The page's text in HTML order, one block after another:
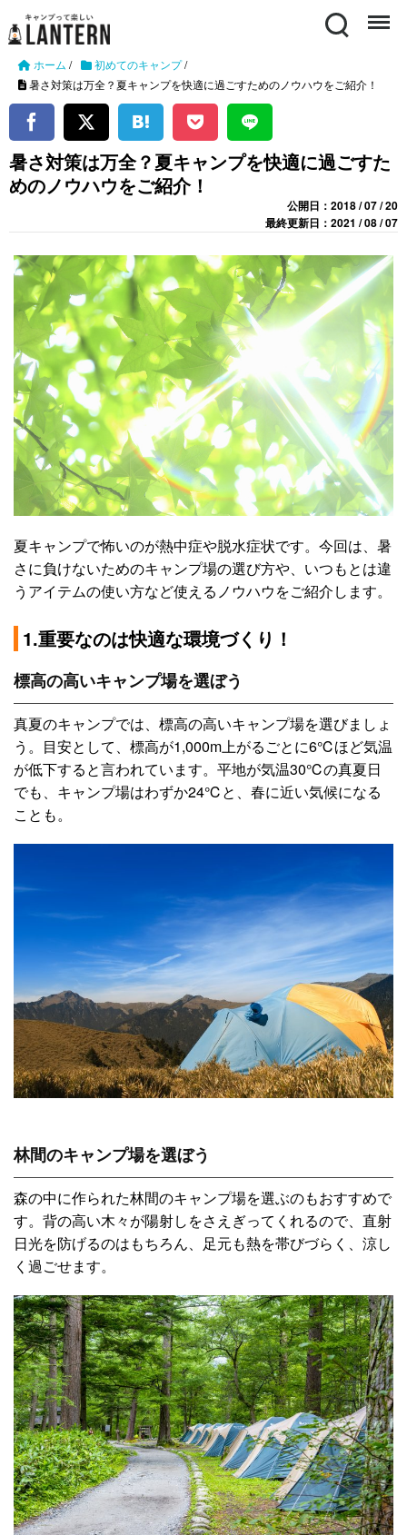
Search Menu
ホーム / 初めてのキャンプ/
暑さ対策は万全？夏キャンプを快適に過ごすためのノウハウをご紹介！
暑さ対策は万全？夏キャンプを快適に過ごすた
めのノウハウをご紹介！
公開日：2018 / 07 / 20
最終更新日：2021 / 08 / 07
夏キャンプで怖いのが熱中症や脱水症状です。今回は、暑
さに負けないためのキャンプ場の選び方や、いつもとは違
うアイテムの使い方など使えるノウハウをご紹介します。
1.重要なのは快適な環境づくり！
標高の高いキャンプ場を選ぼう
真夏のキャンプでは、標高の高いキャンプ場を選びましょ
う。目安として、標高が1,000m上がるごとに6℃ほど気温
が低下すると言われています。平地が気温30℃の真夏日
でも、キャンプ場はわずか24℃と、春に近い気候になる
ことも。
林間のキャンプ場を選ぼう
森の中に作られた林間のキャンプ場を選ぶのもおすすめで
す。背の高い木々が陽射しをさえぎってくれるので、直射
日光を防げるのはもちろん、足元も熱を帯びづらく、涼し
く過ごせます。